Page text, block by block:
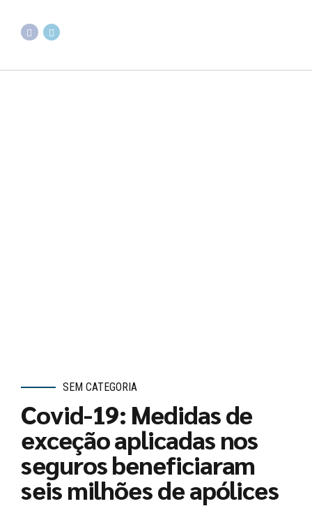
SEM CATEGORIA
Covid-19: Medidas de
exceção aplicadas nos
seguros beneficiaram
seis milhões de apólices